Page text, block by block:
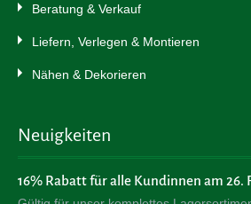
Beratung & Verkauf
Liefern, Verlegen & Montieren
Nähen & Dekorieren
Neuigkeiten
16% Rabatt für alle Kundinnen am 26.